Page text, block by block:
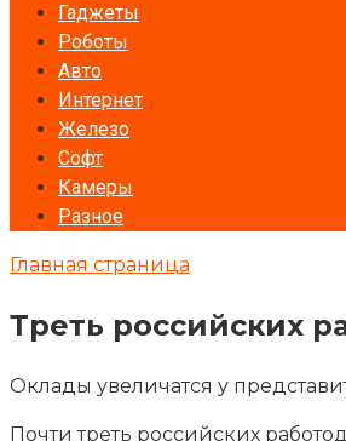
Гаджеты
Роботы
Авто
Интернет
Железо
Софт
Камеры
Разное
Главная страница
Треть российских
Оклады увеличатся у
Почти треть российских